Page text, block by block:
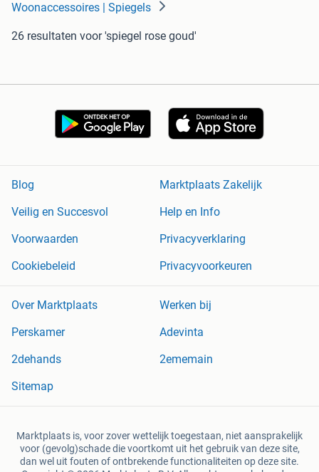
Woonaccessoires | Spiegels
26 resultaten voor 'spiegel rose goud'
Blog
Marktplaats Zakelijk
Veilig en Succesvol
Help en Info
Voorwaarden
Privacyverklaring
Cookiebeleid
Privacyvoorkeuren
Over Marktplaats
Werken bij
Perskamer
Adevinta
2dehands
2ememain
Sitemap
Marktplaats is, voor zover wettelijk toegestaan, niet aansprakelijk
voor (gevolg)schade die voortkomt uit het gebruik van deze site,
dan wel uit fouten of ontbrekende functionaliteiten op deze site.